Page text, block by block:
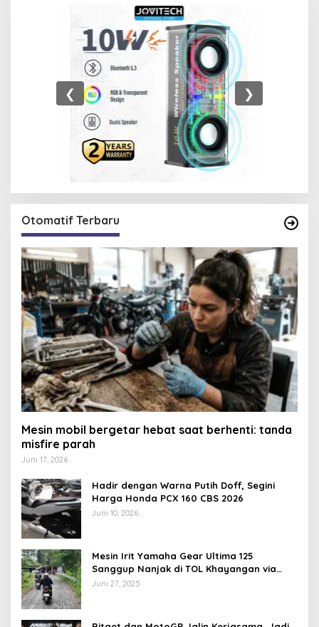
❮ ❯
Otomatif Terbaru
Mesin mobil bergetar hebat saat berhenti: tanda
misfire parah
Juni 17, 2026
Hadir dengan Warna Putih Doff, Segini
Harga Honda PCX 160 CBS 2026
Juni 10, 2026
Mesin Irit Yamaha Gear Ultima 125
Sanggup Nanjak di TOL Khayangan via
Krakalan?
Juni 27, 2025